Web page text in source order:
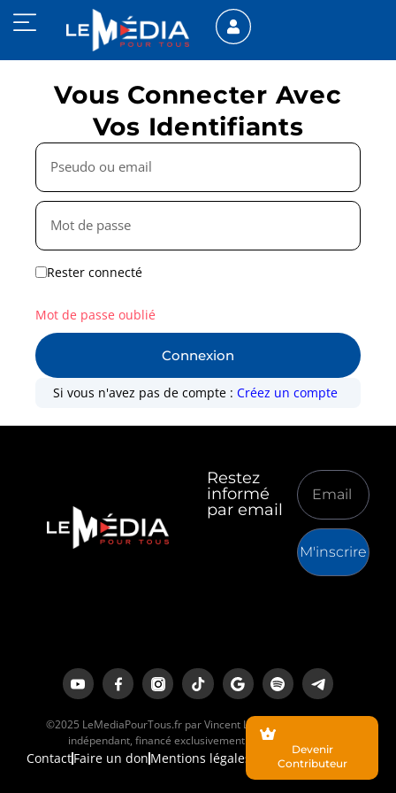
Vous Connecter Avec
Vos Identifiants
Rester connecté
Connexion
Mot de passe oublié
Si vous n'avez pas de compte :Créez un compte
Restez
informé
par email
M'inscrire
©2025 LeMediaPourTous.fr par Vincent Lapierre est un média
indépendant, financé exclusivement par ses lecteurs.
ContactFaire un don Mentions légales
Devenir
Contributeur